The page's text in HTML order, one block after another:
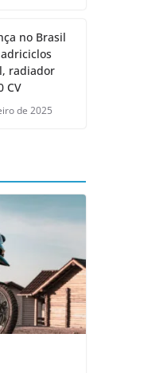
no Brasil
radiador
CV
de 2025